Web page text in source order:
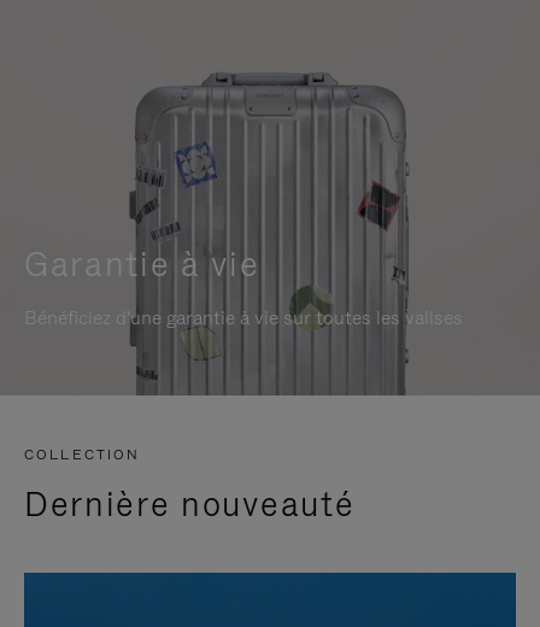
Garantie à vie
Bénéficiez d'une garantie à vie sur toutes les valises
COLLECTION
Dernière nouveauté